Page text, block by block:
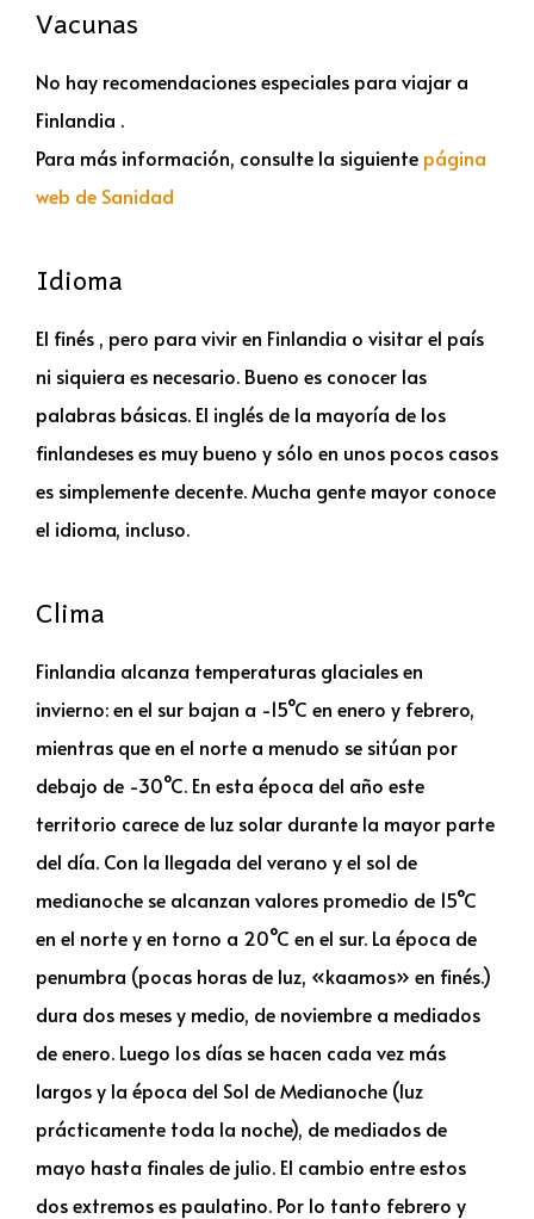
Vacunas
No hay recomendaciones especiales para viajar a
Finlandia .
Para más información, consulte la siguiente página
web de Sanidad
Idioma
El finés , pero para vivir en Finlandia o visitar el país
ni siquiera es necesario. Bueno es conocer las
palabras básicas. El inglés de la mayoría de los
finlandeses es muy bueno y sólo en unos pocos casos
es simplemente decente. Mucha gente mayor conoce
el idioma, incluso.
Clima
Finlandia alcanza temperaturas glaciales en
invierno: en el sur bajan a -15°C en enero y febrero,
mientras que en el norte a menudo se sitúan por
debajo de -30°C. En esta época del año este
territorio carece de luz solar durante la mayor parte
del día. Con la llegada del verano y el sol de
medianoche se alcanzan valores promedio de 15°C
en el norte y en torno a 20°C en el sur. La época de
penumbra (pocas horas de luz, «kaamos» en finés.)
dura dos meses y medio, de noviembre a mediados
de enero. Luego los días se hacen cada vez más
largos y la época del Sol de Medianoche (luz
prácticamente toda la noche), de mediados de
mayo hasta finales de julio. El cambio entre estos
dos extremos es paulatino. Por lo tanto febrero y